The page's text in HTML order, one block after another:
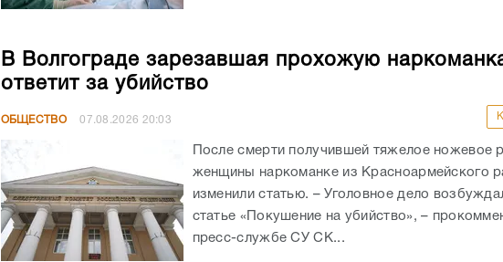
В Волгограде зарезавшая прохожую
ответит за убийство
ОБЩЕСТВО 07.08.2026 20:03
После смерти получившей тяжелое ножевое
женщины наркоманке из Красноармейского
изменили статью. – Уголовное дело
статье «Покушение на убийство», –
пресс-службе СУ СК...